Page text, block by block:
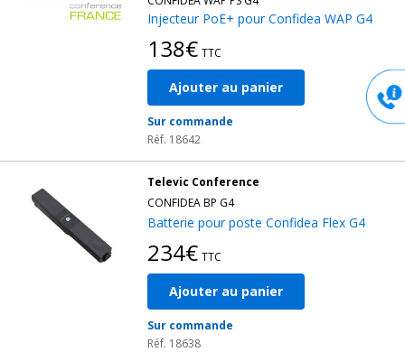
Injecteur PoE+ pour Confidea WAP G4
138€ TTC
Ajouter au panier
Sur commande
Réf. 18642
Televic Conference
CONFIDEA BP G4
Batterie pour poste Confidea Flex G4
234€ TTC
Ajouter au panier
Sur commande
Réf. 18638